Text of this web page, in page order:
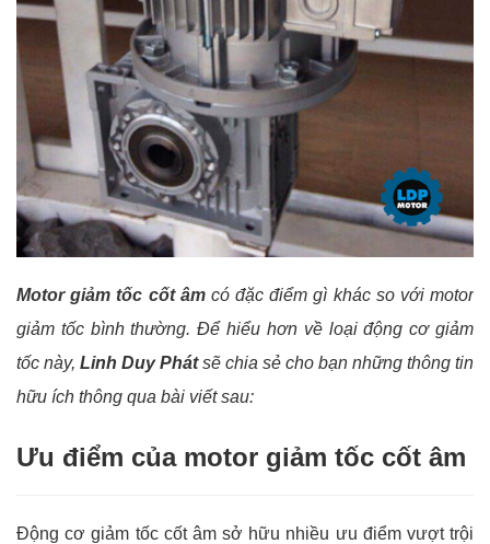
Motor giảm tốc cốt âmcó đặc điểm gì khác so với motor
giảm tốc bình thường. Để hiểu hơn về loại động cơ giảm
tốc này, Linh Duy Phátsẽ chia sẻ cho bạn những thông tin
hữu ích thông qua bài viết sau:
Ưu điểm của motor giảm tốc cốt âm
Động cơ giảm tốc cốt âm sở hữu nhiều ưu điểm vượt trội